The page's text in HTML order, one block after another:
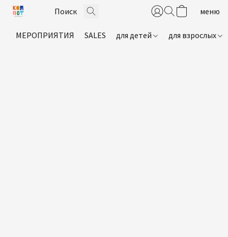
МЕРОПРИЯТИЯ SALES для детей для взрослых